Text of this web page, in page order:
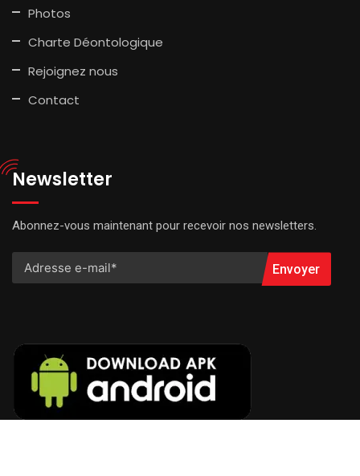
Photos
Charte Déontologique
Rejoignez nous
Contact
Newsletter
Abonnez-vous maintenant pour recevoir nos newsletters.
Envoyer